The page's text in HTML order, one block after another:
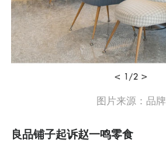
图片来源：品牌
良品铺子起诉赵一鸣零食